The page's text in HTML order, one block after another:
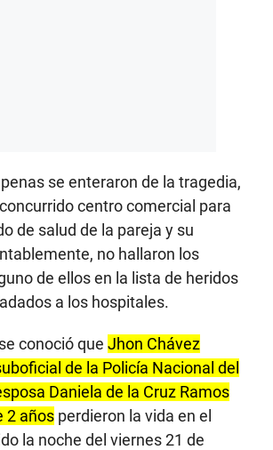
se enteraron de la tragedia,
centro comercial para
de salud de la pareja y su
no hallaron los
de ellos en la lista de heridos
a los hospitales.
conoció que Jhon Chávez
de la Policía Nacional del
Daniela de la Cruz Ramos
2 años perdieron la vida en el
la noche del viernes 21 de